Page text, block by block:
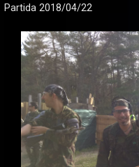
Partida 2018/04/22